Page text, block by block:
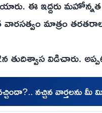
ఈ ఇద్దరు మహోన్నత
మాత్రం తరతరాలకు
తుదిశ్వాస విడిచారు.
నచ్చిన వార్తలను మీ